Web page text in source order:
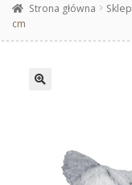
Strona główna Sklep
cm